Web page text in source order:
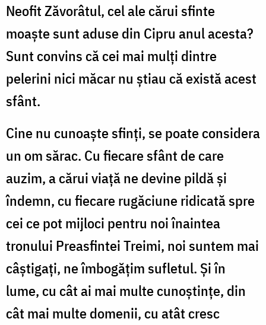
Neofit Zăvorâtul, cel ale cărui sfinte
moaşte sunt aduse din Cipru anul acesta?
Sunt convins că cei mai mulţi dintre
pelerini nici măcar nu ştiau că există acest
sfânt.
Cine nu cunoaşte sfinţi, se poate considera
un om sărac. Cu fiecare sfânt de care
auzim, a cărui viaţă ne devine pildă şi
îndemn, cu fiecare rugăciune ridicată spre
cei ce pot mijloci pentru noi înaintea
tronului Preasfintei Treimi, noi suntem mai
câştigaţi, ne îmbogăţim sufletul. Şi în
lume, cu cât ai mai multe cunoştinţe, din
cât mai multe domenii, cu atât cresc